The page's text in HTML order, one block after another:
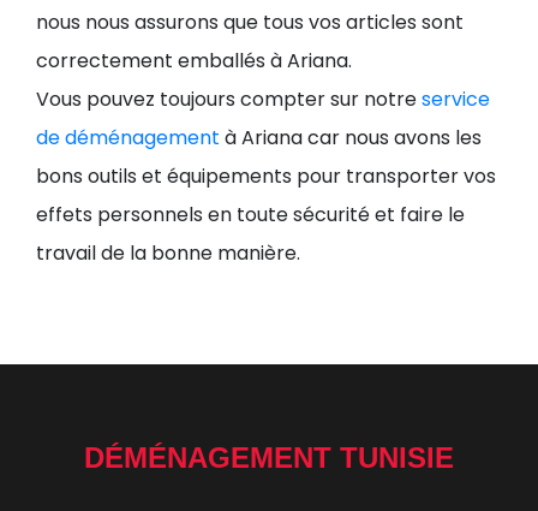
nous nous assurons que tous vos articles sont
correctement emballés à Ariana.
Vous pouvez toujours compter sur notreservice
de déménagement à Ariana car nous avons les
bons outils et équipements pour transporter vos
effets personnels en toute sécurité et faire le
travail de la bonne manière.
DÉMÉNAGEMENT TUNISIE